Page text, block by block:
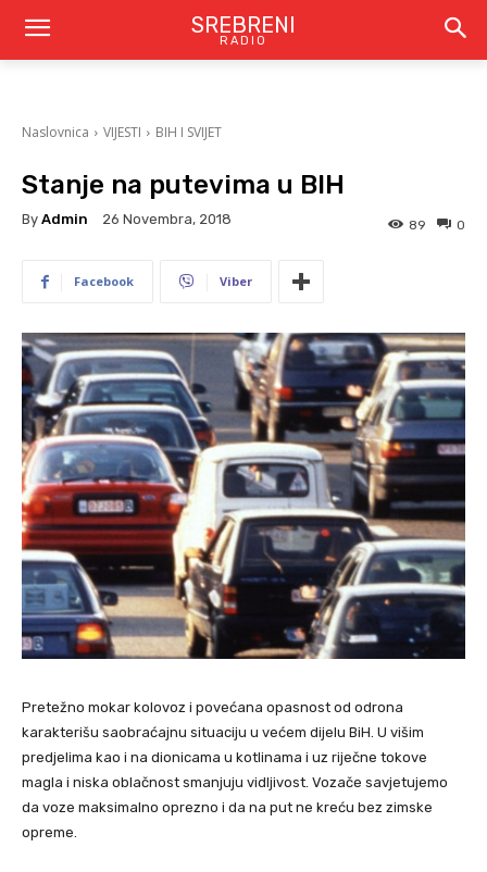
SREBRENI
RADIO
Naslovnica VIJESTI BIH I SVIJET
Stanje na putevima u BIH
By Admin 26 Novembra, 2018 0
89
Facebook Viber
Pretežno mokar kolovoz i povećana opasnost od odrona
karakterišu saobraćajnu situaciju u većem dijelu BiH. U višim
predjelima kao i na dionicama u kotlinama i uz riječne tokove
magla i niska oblačnost smanjuju vidljivost. Vozače savjetujemo
da voze maksimalno oprezno i da na put ne kreću bez zimske
opreme.